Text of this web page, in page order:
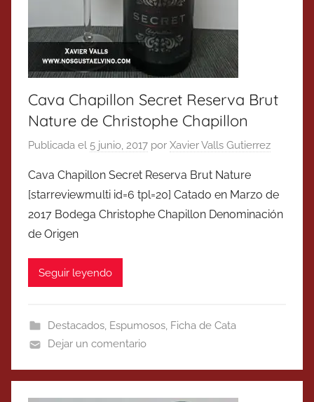
Cava Chapillon Secret Reserva Brut
Nature de Christophe Chapillon
Publicada el 5 junio, 2017 por Xavier Valls Gutierrez
Cava Chapillon Secret Reserva Brut Nature
[starreviewmulti id=6 tpl=20] Catado en Marzo de
2017 Bodega Christophe Chapillon Denominación
de Origen
Seguir leyendo
Destacados, Espumosos, Ficha de Cata
Dejar un comentario